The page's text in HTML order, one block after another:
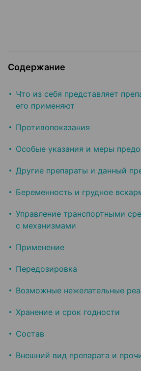
Содержание
Что из себя представляет
его применяют
Противопоказания
Особые указания и меры
Другие препараты и данный
Беременность и грудное
Управление транспортными
с механизмами
Применение
Передозировка
Возможные нежелательные
Хранение и срок годности
Состав
Внешний вид препарата и